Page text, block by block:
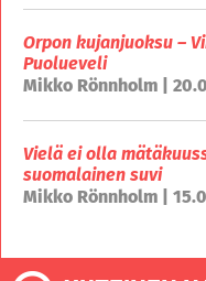
Orpon kujanjuoksu –
Puolueveli
Mikko Rönnholm |
Vielä ei olla
suomalainen suvi
Mikko Rönnholm |